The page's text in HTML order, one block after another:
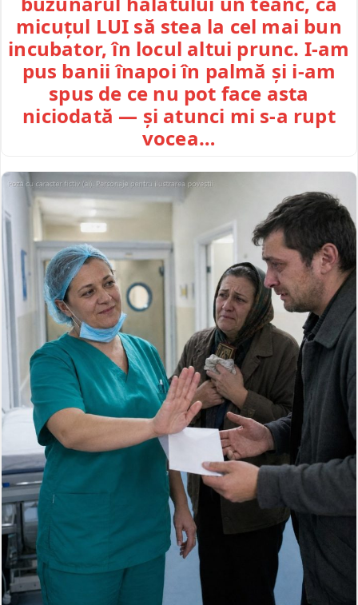
micuțul LUI să stea la cel mai bun
incubator, în locul altui prunc. I-am
pus banii înapoi în palmă și i-am
spus de ce nu pot face asta
niciodată — și atunci mi s-a rupt
vocea…